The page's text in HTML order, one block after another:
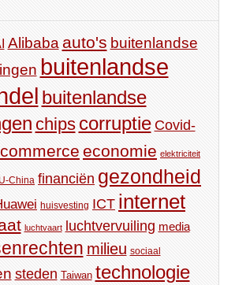
Alibaba auto's buitenlandse
buitenlandse
buitenlandse
chips corruptie Covid-
economie elektriciteit
China financiën gezondheid
huisvesting ICT internet
luchtvaart luchtvervuiling media
milieu sociaal
steden Taiwan technologie